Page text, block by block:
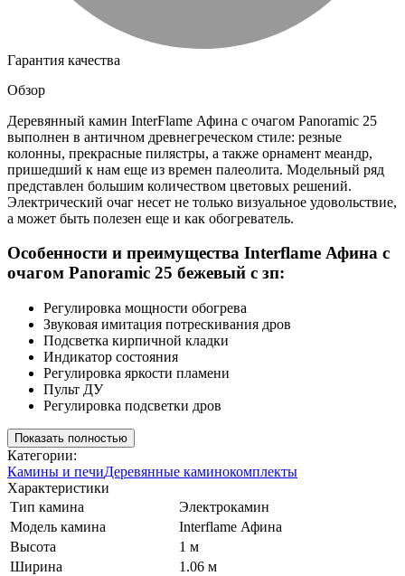
Гарантия качества
Обзор
Деревянный камин InterFlame Афина с очагом Panoramic 25
выполнен в античном древнегреческом стиле: резные
колонны, прекрасные пилястры, а также орнамент меандр,
пришедший к нам еще из времен палеолита. Модельный ряд
представлен большим количеством цветовых решений.
Электрический очаг несет не только визуальное удовольствие,
а может быть полезен еще и как обогреватель.
Особенности и преимущества Interflame Афина с
очагом Panoramic 25 бежевый с зп:
Регулировка мощности обогрева
Звуковая имитация потрескивания дров
Подсветка кирпичной кладки
Индикатор состояния
Регулировка яркости пламени
Пульт ДУ
Регулировка подсветки дров
Показать полностью
Категории:
Камины и печиДеревянные каминокомплекты
Характеристики
Тип камина
Электрокамин
Модель камина
Interflame Афина
Высота
1 м
Ширина
1.06 м